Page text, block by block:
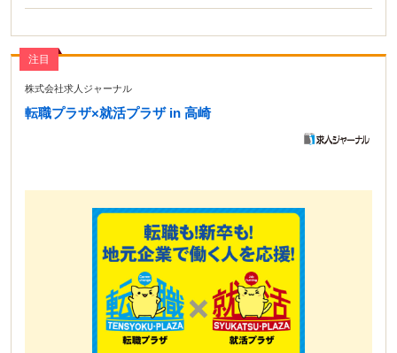
注目
株式会社求人ジャーナル
転職プラザ×就活プラザ in 高崎